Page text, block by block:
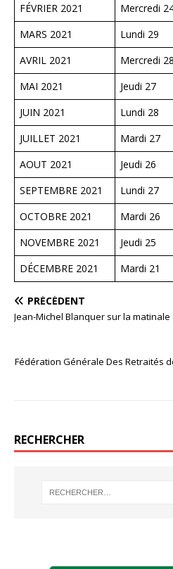
FÉVRIER 2021
Mercredi
MARS 2021
Lundi 29
AVRIL 2021
Mercredi 28
MAI 2021
Jeudi 27
JUIN 2021
Lundi 28
JUILLET 2021
Mardi 27
AOUT 2021
Jeudi 26
SEPTEMBRE 2021
Lundi 27
OCTOBRE 2021
Mardi 26
NOVEMBRE 2021
Jeudi 25
DÉCEMBRE 2021
Mardi 21
PRÉCÉDENT
Jean-Michel Blanquer sur la
Fédération Générale Des Retraités
RECHERCHER